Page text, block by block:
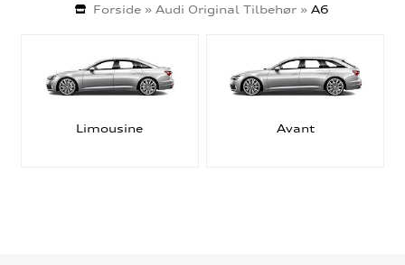
Forside »Audi Original Tilbehør »A6
Limousine Avant